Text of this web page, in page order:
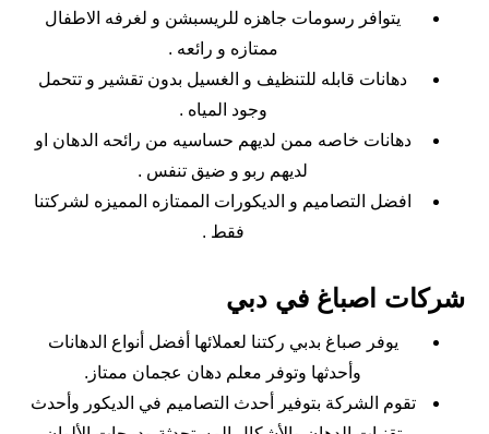
يتوافر رسومات جاهزه للريسبشن و لغرفه الاطفال
ممتازه و رائعه .
دهانات قابله للتنظيف و الغسيل بدون تقشير و تتحمل
وجود المياه .
دهانات خاصه ممن لديهم حساسيه من رائحه الدهان او
لديهم ربو و ضيق تنفس .
افضل التصاميم و الديكورات الممتازه المميزه لشركتنا
فقط .
شركات اصباغ في دبي
يوفر صباغ بدبي ركتنا لعملائها أفضل أنواع الدهانات
وأحدثها وتوفر معلم دهان عجمان ممتاز.
تقوم الشركة بتوفير أحدث التصاميم في الديكور وأحدث